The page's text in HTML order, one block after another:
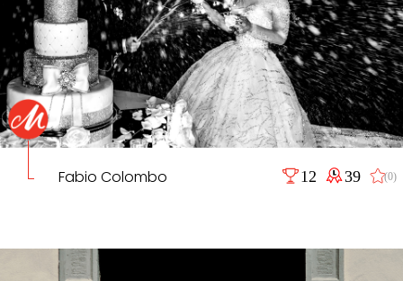
Fabio Colombo 12 39 (0)